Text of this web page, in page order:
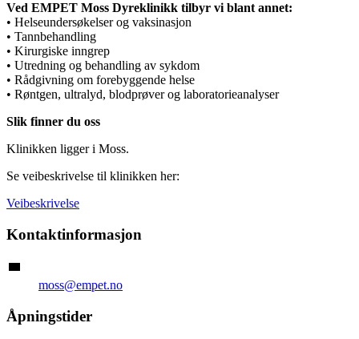
Ved EMPET Moss Dyreklinikk tilbyr vi blant annet:
• Helseundersøkelser og vaksinasjon
• Tannbehandling
• Kirurgiske inngrep
• Utredning og behandling av sykdom
• Rådgivning om forebyggende helse
• Røntgen, ultralyd, blodprøver og laboratorieanalyser
Slik finner du oss
Klinikken ligger i Moss.
Se veibeskrivelse til klinikken her:
Veibeskrivelse
Kontaktinformasjon
moss@empet.no
Åpningstider